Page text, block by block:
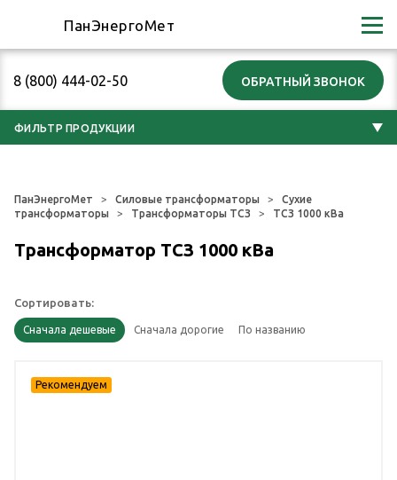
8 (800) 444-02-50
ПанЭнергоМет
ФИЛЬТР ПРОДУКЦИИ
ПанЭнергоМет Силовые трансформаторы
Сухие
трансформаторы
Трансформаторы ТСЗ ТСЗ 1000 кВа
Трансформатор ТСЗ 1000 кВа
Сортировать: